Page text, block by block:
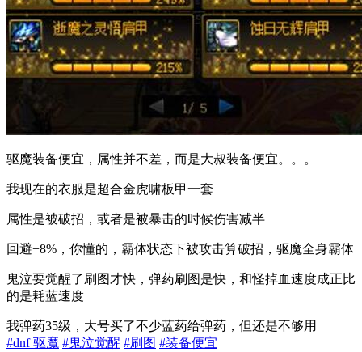
驱魔装备便宜，属性并不差，而是大叔装备便宜。。。
我现在的衣服是超合金虎啸板甲一套
属性是被破招，或者是被暴击的时候伤害减半
回避+8%，你懂的，霸体状态下被攻击算破招，驱魔全身霸体
鬼泣要觉醒了刷图才快，弹药刷图是快，和怪掉血速度成正比
的是耗蓝速度
我弹药35级，大号买了不少蓝药给弹药，但还是不够用
#dnf 驱魔 #鬼泣觉醒 #刷图 #装备便宜